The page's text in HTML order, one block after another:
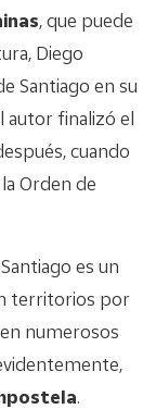
, que puede
Diego
Santiago en su
autor finalizó el
cuando
Orden de
es un
territorios por
numerosos
.